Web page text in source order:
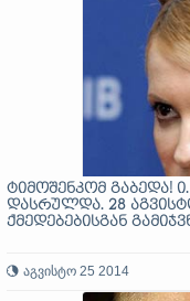
ტიმოშენკომ გაბედა!
დასრულდა. 28
ქმედებებისგან
აგვისტო 25 2014